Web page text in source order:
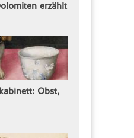
erzählt
Obst,